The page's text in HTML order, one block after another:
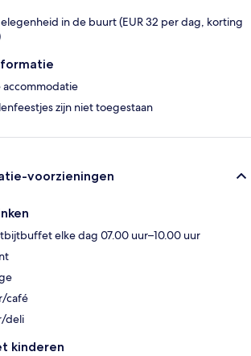
in de buurt (EUR 32 per dag, korting
accommodatie
zijn niet toegestaan
voorzieningen
elke dag 07.00 uur–10.00 uur
café
deli
kinderen